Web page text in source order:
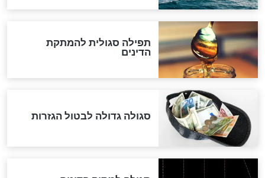
"מודה לקב"ה על כל השנים"
לכל המאמרים
אחרית הימים